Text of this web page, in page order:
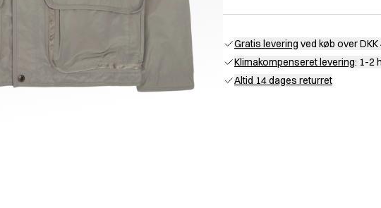
Gratis levering ved køb over DKK
Klimakompenseret levering: 1-2
Altid 14 dages returret